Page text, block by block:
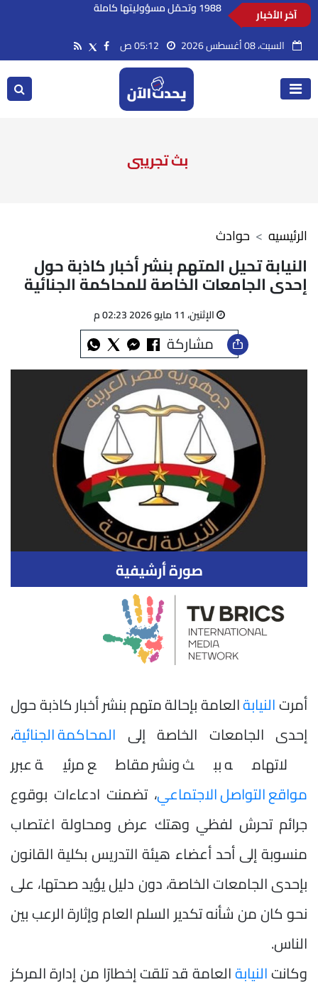
آخر الأخبار
الوثائق تثبت أن خميني أصدر بنفسه أمر مجزرة عام
السبت، 08 أغسطس 2026
بث تجريبى
حوادث الرئيسيه
النيابة تحيل المتهم بنشر أخبار كاذبة حول
إحدى الجامعات الخاصة للمحاكمة الجنائية
الإثنين، 11 مايو 2026 02:23 م
مشاركة
صورة أرشيفية
أمرتالنيابةالعامة بإحالة متهم بنشر أخبار كاذبة حول
إحدى الجامعات الخاصة إلى المحاكمة الجنائية،
لاتهامه ببث ونشر مقاطع مرئية عبر
مواقع التواصل الاجتماعي، تضمنت ادعاءات بوقوع
جرائم تحرش لفظي وهتك عرض ومحاولة اغتصاب
منسوبة إلى أحد أعضاء هيئة التدريس بكلية القانون
بإحدى الجامعات الخاصة، دون دليل يؤيد صحتها، على
نحو كان من شأنه تكدير السلم العام وإثارة الرعب بين
الناس.
وكانتالنيابةالعامة قد تلقت إخطارًا من إدارة المركز